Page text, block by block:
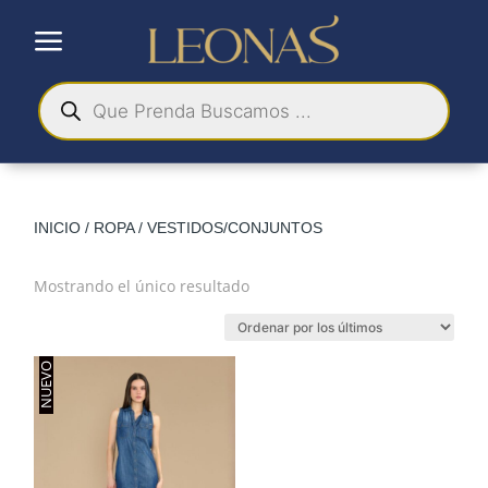
a
Búsqueda
de
productos
INICIO / ROPA/ VESTIDOS/CONJUNTOS
Mostrando el único resultado
NUEVO